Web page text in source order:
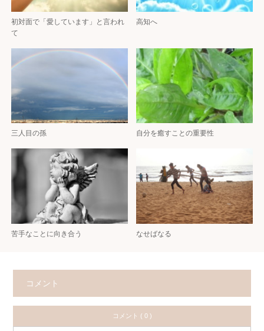
初対面で「愛しています」と言われ
て
高知へ
三人目の孫 自分を癒すことの重要性
苦手なことに向き合う なせばなる
コメント
コメント ( 0 )